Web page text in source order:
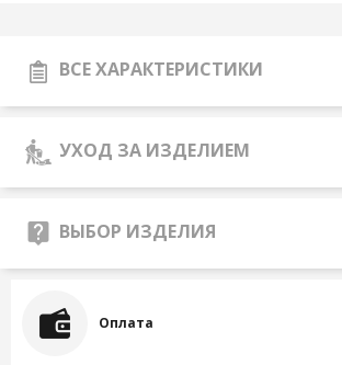
ВСЕ ХАРАКТЕРИСТИКИ
УХОД ЗА ИЗДЕЛИЕМ
ВЫБОР ИЗДЕЛИЯ
Оплата